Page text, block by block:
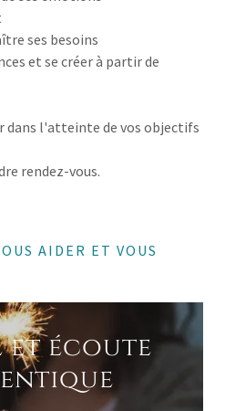
ses besoins
et se créer à partir de
dans l'atteinte de vos objectifs
rendez-vous.
AIDER ET VOUS
et écoute